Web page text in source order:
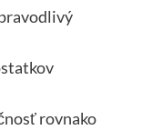
rovnako